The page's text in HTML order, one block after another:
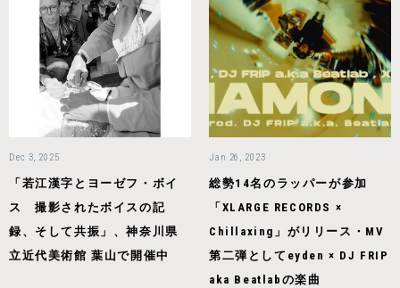
Dec 3, 2025
「若江漢字とヨーゼフ・ボイ
ス 撮影されたボイスの記
録、そして共振」、神奈川県
立近代美術館 葉山で開催中
Jan 26, 2023
総勢14名のラッパーが参加
「XLARGE RECORDS ×
Chillaxing」がリリース・MV
第二弾としてeyden × DJ FRIP
aka Beatlabの楽曲